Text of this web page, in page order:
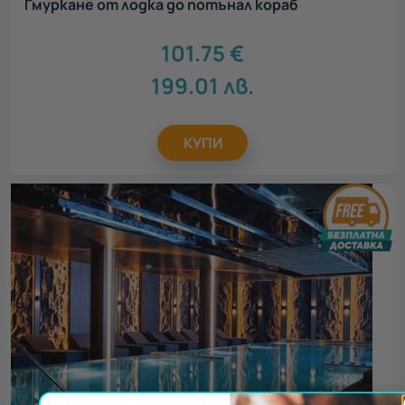
Гмуркане от лодка до потънал кораб
101.75€
199.01 лв.
КУПИ